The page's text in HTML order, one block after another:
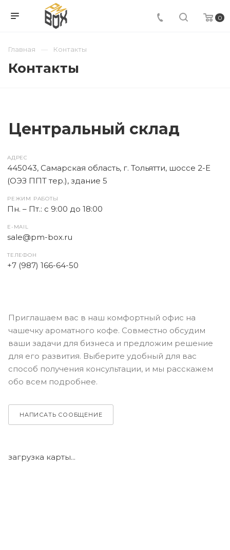
0
Главная Контакты
Контакты
Центральный склад
АДРЕС
445043, Самарская область, г. Тольятти, шоссе 2-Е
(ОЭЗ ППТ тер.), здание 5
РЕЖИМ РАБОТЫ
Пн. – Пт.: с 9:00 до 18:00
E-MAIL
sale@pm-box.ru
ТЕЛЕФОН
+7 (987) 166-64-50
Приглашаем вас в наш комфортный офис на
чашечку ароматного кофе. Совместно обсудим
ваши задачи для бизнеса и предложим решение
для его развития. Выберите удобный для вас
способ получения консультации, и мы расскажем
обо всем подробнее.
НАПИСАТЬ СООБЩЕНИЕ
загрузка карты...